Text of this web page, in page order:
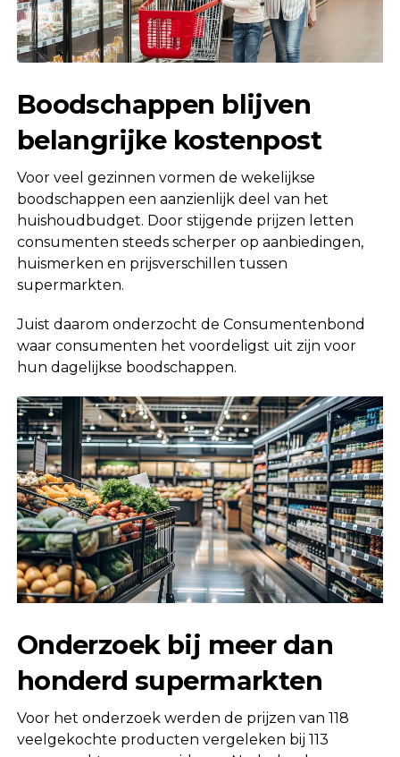
Boodschappen blijven
belangrijke kostenpost
Voor veel gezinnen vormen de wekelijkse
boodschappen een aanzienlijk deel van het
huishoudbudget. Door stijgende prijzen letten
consumenten steeds scherper op aanbiedingen,
huismerken en prijsverschillen tussen
supermarkten.
Juist daarom onderzocht de Consumentenbond
waar consumenten het voordeligst uit zijn voor
hun dagelijkse boodschappen.
Onderzoek bij meer dan
honderd supermarkten
Voor het onderzoek werden de prijzen van 118
veelgekochte producten vergeleken bij 113